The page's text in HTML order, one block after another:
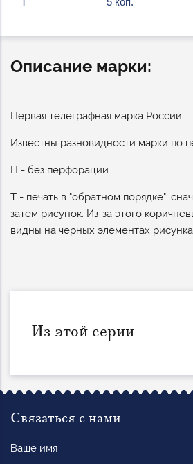
Описание марки:
Первая телеграфная марка России.
Известны разновидности марки по
П - без перфорации.
Т - печать в "обратном порядке":
затем рисунок. Из-за этого
видны на черных элементах
Из этой серии
Связаться с нами
имя